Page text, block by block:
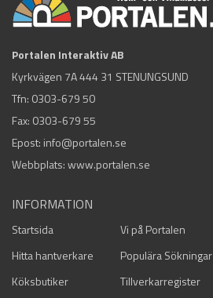
Portalen Interaktiv AB
Kyrkvägen 7A 444 31 STENUNGSUND
Tfn: 0303-679 50
Fax: 0303-679 55
Epost: info@portalen.se
Webbplats: www.portalen.se
INFORMATION
Startsida Vi på Portalen
Hitta hantverkare
Populära Sökningar
Köksbutiker
Tillverkarregister